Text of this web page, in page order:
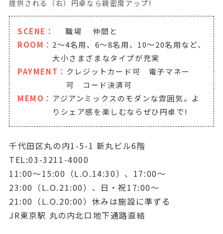
提供される（右）円卓なら親密度アップ!
SCENE： 職場
仲間と
ROOM： 2～4名用、6～8名用、10～20名用など、
大小さまざまなタイプが充実
PAYMENT： クレジットカード可 電子マネー
可 コード決済可
MEMO： アジアンミックスのモダンな雰囲気。よ
りシェア感を楽しむならぜひ円卓で!
千代田区丸の内1-5-1 新丸ビル6階
TEL:03-3211-4000
11:00～15:00（L.O.14:30）、17:00～
23:00（L.O.21:00）、日・祝17:00～
21:00（L.O.20:00）休みは施設に準ずる
JR東京駅 丸の内北口地下通路直結